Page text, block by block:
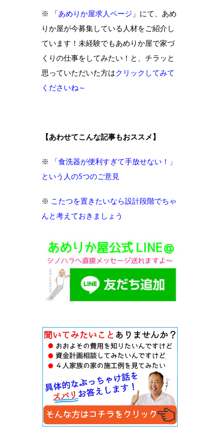
※ 「あめりか屋求人ページ 」にて、あめ
りか屋が今募集している人材をご紹介し
ています！未経験でもあめりか屋で家づ
くりの仕事をしてみたい！と、チラッと
思っていただいた方はクリックしてみて
くださいね～
【あわせてこんな記事もおススメ】
※
「食洗器が便利すぎて手放せない！」
という人の5つのご意見
※ こたつを置きたいなら設計段階でちゃ
んと考えておきましょう